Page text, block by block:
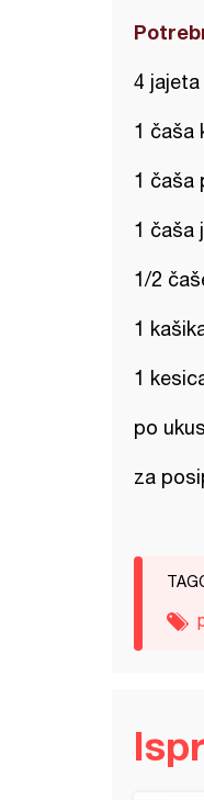
4 jajeta
1 čaša
1 čaša
1 čaša
1/2
1
1
po
za